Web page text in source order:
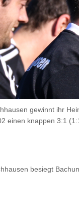
gewinnt ihr
einen knappen 3:1
besiegt